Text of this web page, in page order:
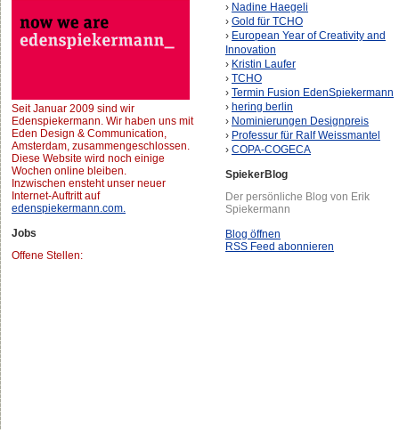
Seit Januar 2009 sind wir
Edenspiekermann. Wir haben uns mit
Eden Design & Communication,
Amsterdam, zusammengeschlossen.
Diese Website wird noch einige
Wochen online bleiben.
Inzwischen ensteht unser neuer
Internet-Auftritt auf
edenspiekermann.com.
Jobs
Offene Stellen:
› Nadine Haegeli
› Gold für TCHO
› European Year of Creativity and
Innovation
› Kristin Laufer
› TCHO
› Termin Fusion EdenSpiekermann
› hering berlin
› Nominierungen Designpreis
› Professur für Ralf Weissmantel
› COPA-COGECA
SpiekerBlog
Der persönliche Blog von Erik
Spiekermann
Blog öffnen
RSS Feed abonnieren